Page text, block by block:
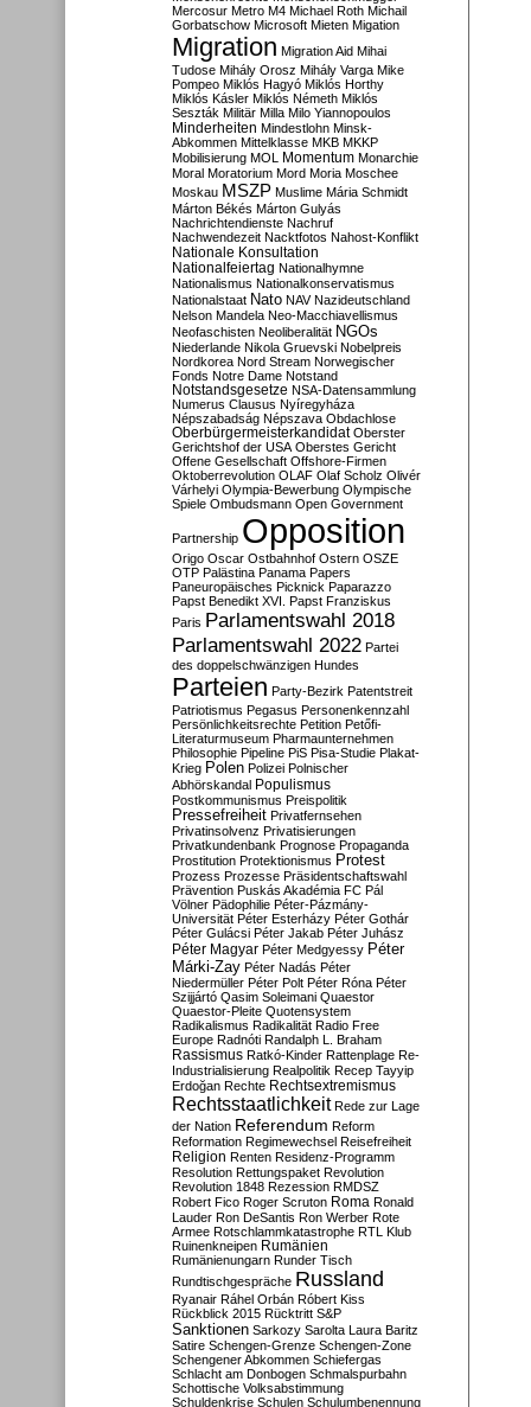
Mercosur Metro M4 Michael Roth Michail
Gorbatschow Microsoft Mieten Migation
Migration Migration Aid Mihai
Tudose Mihály Orosz Mihály Varga Mike
Pompeo Miklós Hagyó Miklós Horthy
Miklós Kásler Miklós Németh Miklós
Seszták Militär Milla Milo Yiannopoulos
Minderheiten Mindestlohn Minsk-
Abkommen Mittelklasse MKB MKKP
Mobilisierung MOL Momentum Monarchie
Moral Moratorium Mord Moria Moschee
Moskau MSZP Muslime Mária Schmidt
Márton Békés Márton Gulyás
Nachrichtendienste Nachruf
Nachwendezeit Nacktfotos Nahost-Konflikt
Nationale Konsultation
Nationalfeiertag Nationalhymne
Nationalismus Nationalkonservatismus
Nationalstaat Nato NAV Nazideutschland
Nelson Mandela Neo-Macchiavellismus
Neofaschisten Neoliberalität NGOs
Niederlande Nikola Gruevski Nobelpreis
Nordkorea Nord Stream Norwegischer
Fonds Notre Dame Notstand
Notstandsgesetze NSA-Datensammlung
Numerus Clausus Nyíregyháza
Népszabadság Népszava Obdachlose
Oberbürgermeisterkandidat Oberster
Gerichtshof der USA Oberstes Gericht
Offene Gesellschaft Offshore-Firmen
Oktoberrevolution OLAF Olaf Scholz Olivér
Várhelyi Olympia-Bewerbung Olympische
Spiele Ombudsmann Open Government
Partnership Opposition
Origo Oscar Ostbahnhof Ostern OSZE
OTP Palästina Panama Papers
Paneuropäisches Picknick Paparazzo
Papst Benedikt XVI. Papst Franziskus
Paris Parlamentswahl 2018
Parlamentswahl 2022 Partei
des doppelschwänzigen Hundes
Parteien Party-Bezirk Patentstreit
Patriotismus Pegasus Personenkennzahl
Persönlichkeitsrechte Petition Petőfi-
Literaturmuseum Pharmaunternehmen
Philosophie Pipeline PiS Pisa-Studie Plakat-
Krieg Polen Polizei Polnischer
Abhörskandal Populismus
Postkommunismus Preispolitik
Pressefreiheit Privatfernsehen
Privatinsolvenz Privatisierungen
Privatkundenbank Prognose Propaganda
Prostitution Protektionismus Protest
Prozess Prozesse Präsidentschaftswahl
Prävention Puskás Akadémia FC Pál
Völner Pädophilie Péter-Pázmány-
Universität Péter Esterházy Péter Gothár
Péter Gulácsi Péter Jakab Péter Juhász
Péter Magyar Péter Medgyessy Péter
Márki-Zay Péter Nadás Péter
Niedermüller Péter Polt Péter Róna Péter
Szijjártó Qasim Soleimani Quaestor
Quaestor-Pleite Quotensystem
Radikalismus Radikalität Radio Free
Europe Radnóti Randalph L. Braham
Rassismus Ratkó-Kinder Rattenplage Re-
Industrialisierung Realpolitik Recep Tayyip
Erdoğan Rechte Rechtsextremismus
Rechtsstaatlichkeit Rede zur Lage
der Nation Referendum Reform
Reformation Regimewechsel Reisefreiheit
Religion Renten Residenz-Programm
Resolution Rettungspaket Revolution
Revolution 1848 Rezession RMDSZ
Robert Fico Roger Scruton Roma Ronald
Lauder Ron DeSantis Ron Werber Rote
Armee Rotschlammkatastrophe RTL Klub
Ruinenkneipen Rumänien
Rumänienungarn Runder Tisch
Rundtischgespräche Russland
Ryanair Ráhel Orbán Róbert Kiss
Rückblick 2015 Rücktritt S&P
Sanktionen Sarkozy Sarolta Laura Baritz
Satire Schengen-Grenze Schengen-Zone
Schengener Abkommen Schiefergas
Schlacht am Donbogen Schmalspurbahn
Schottische Volksabstimmung
Schuldenkrise Schulen Schulumbenennung